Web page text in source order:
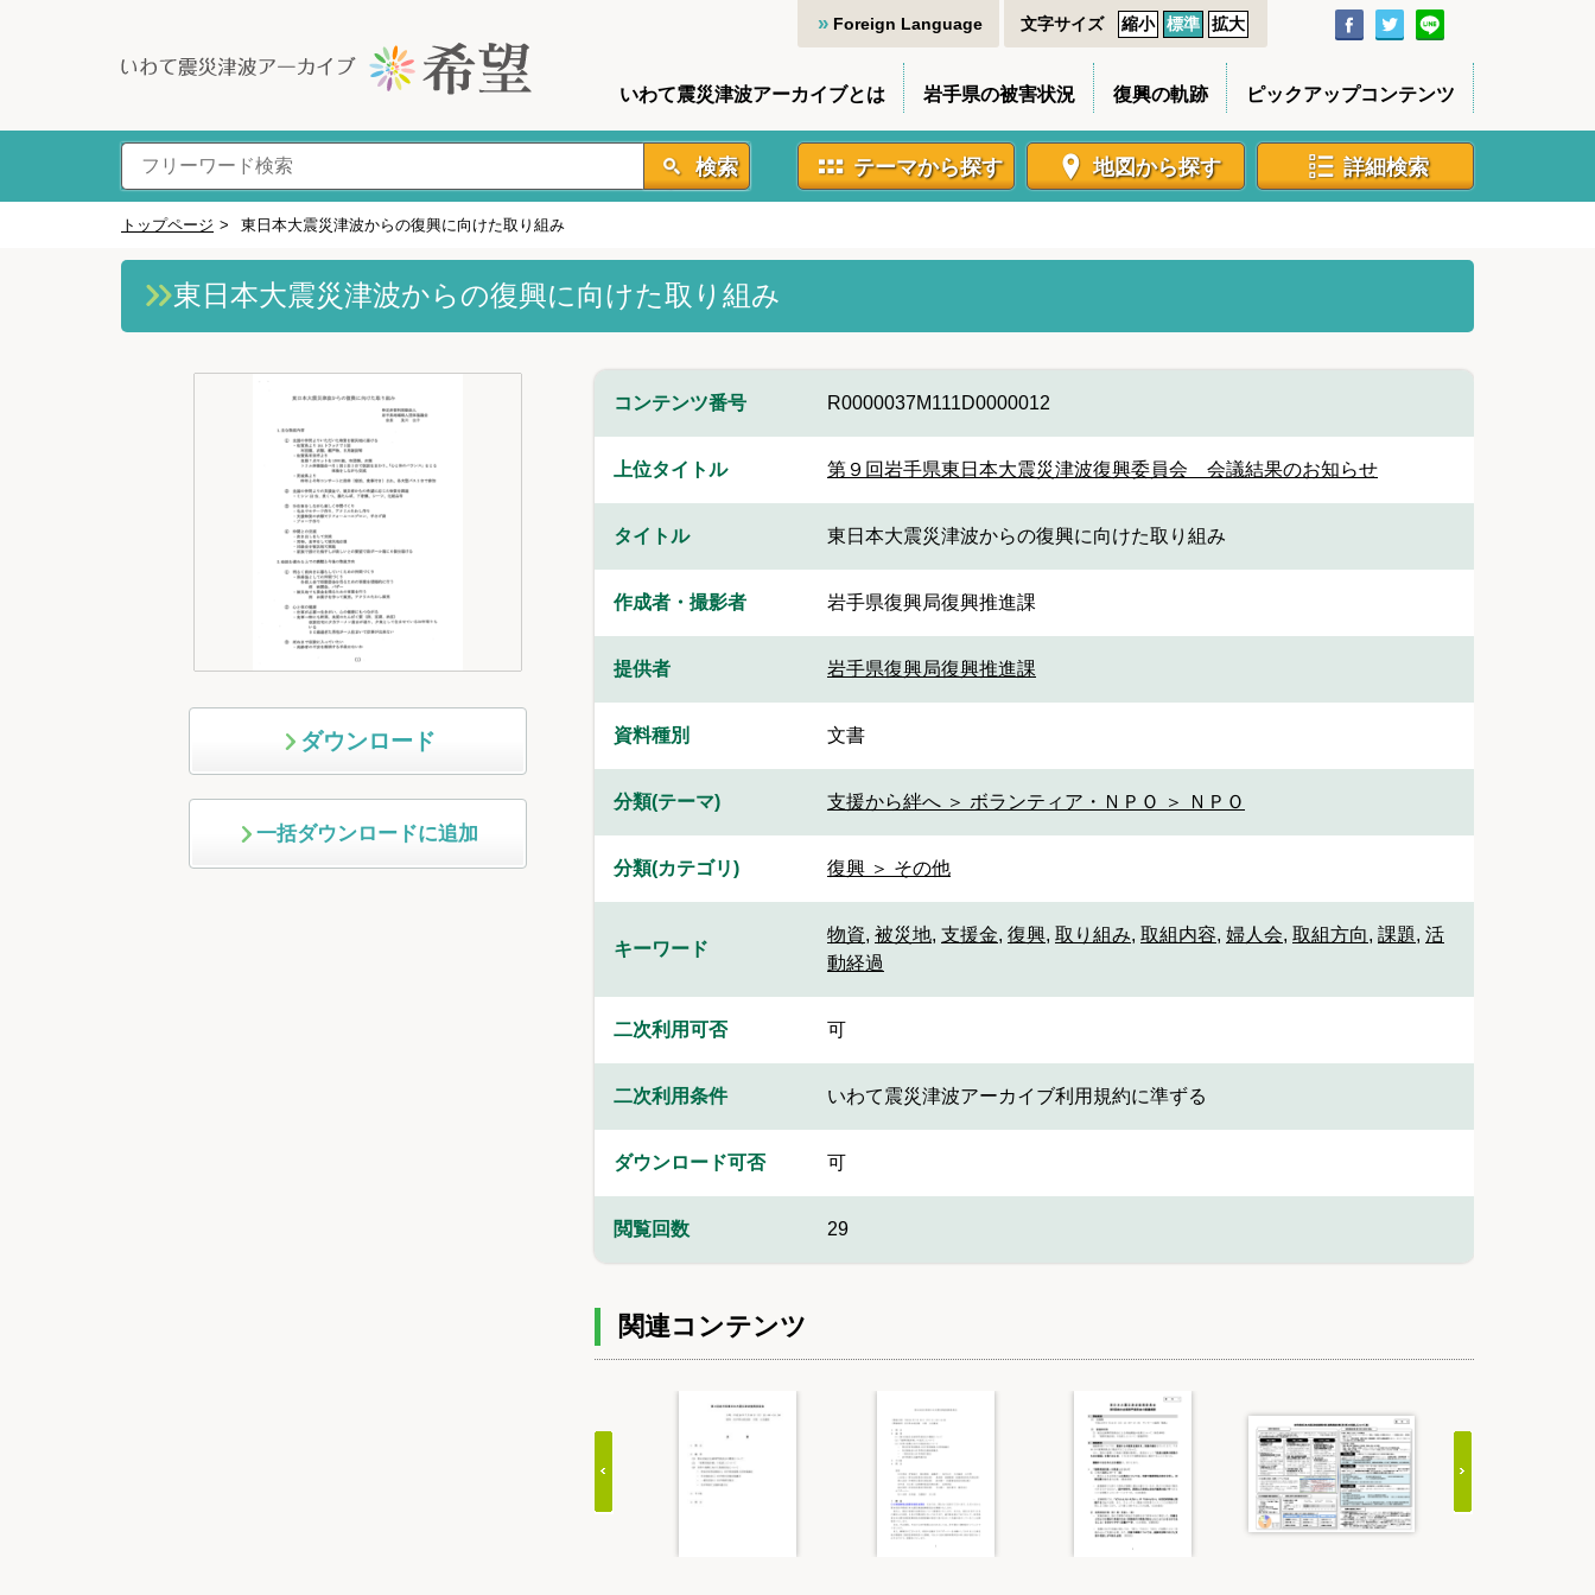
Foreign Language 文字サイズ 縮小 標準 拡大
いわて震災津波アーカイブとは 岩手県の被害状況 復興の軌跡 ピックアップコンテンツ
検索 テーマから探す 地図から探す 詳細検索
トップページ > 東日本大震災津波からの復興に向けた取り組み
東日本大震災津波からの復興に向けた取り組み
ダウンロード
一括ダウンロードに追加
コンテンツ番号 R0000037M111D0000012
上位タイトル 第９回岩手県東日本大震災津波復興委員会 会議結果のお知らせ
タイトル 東日本大震災津波からの復興に向けた取り組み
作成者・撮影者 岩手県復興局復興推進課
提供者 岩手県復興局復興推進課
資料種別 文書
分類(テーマ) 支援から絆へ ＞ ボランティア・ＮＰＯ ＞ ＮＰＯ
分類(カテゴリ) 復興 ＞ その他
キーワード
物資, 被災地, 支援金, 復興, 取り組み, 取組内容, 婦人会, 取組方向, 課題, 活
動経過
二次利用可否 可
二次利用条件 いわて震災津波アーカイブ利用規約に準ずる
ダウンロード可否 可
閲覧回数 29
関連コンテンツ